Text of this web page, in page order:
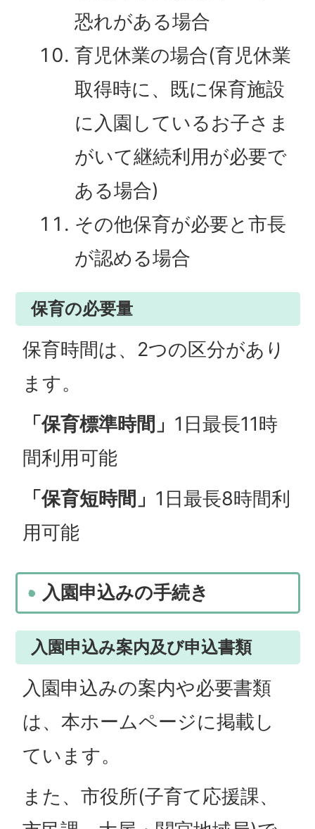
恐れがある場合
育児休業の場合(育児休業
取得時に、既に保育施設
に入園しているお子さま
がいて継続利用が必要で
ある場合)
その他保育が必要と市長
が認める場合
保育の必要量
保育時間は、2つの区分があり
ます。
「保育標準時間」 1日最長11時
間利用可能
「保育短時間」 1日最長8時間利
用可能
入園申込みの手続き
入園申込み案内及び申込書類
入園申込みの案内や必要書類
は、本ホームページに掲載し
ています。
また、市役所(子育て応援課、